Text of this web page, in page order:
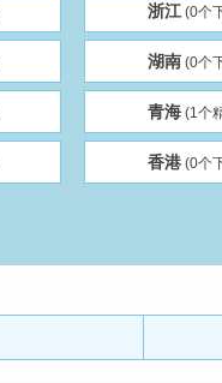
浙江 (0个
湖南 (0个
青海 (1个
香港 (0个